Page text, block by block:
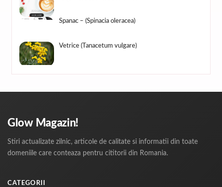
Spanac – (Spinacia oleracea)
Vetrice (Tanacetum vulgare)
Glow Magazin!
Stiri actualizate zilnic, articole de calitate si informatii din toate
domeniile care conteaza pentru cititorii din Romania.
CATEGORII